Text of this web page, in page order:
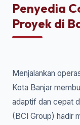
Penyedia
Proyek di
Menjalankan
Kota Banjar
adaptif dan cepat
(BCI Group) hadir